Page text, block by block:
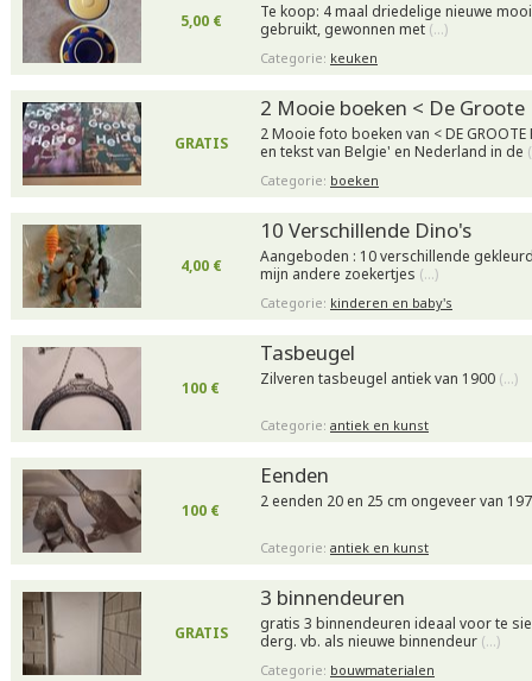
5,00 €
Te koop: 4 maal driedelige nieuwe
gebruikt, gewonnen met (…)
Categorie: keuken
GRATIS
2 Mooie boeken < De Groote
2 Mooie foto boeken van < DE
en tekst van Belgie' en Nederland in de
Categorie: boeken
4,00 €
10 Verschillende Dino's
Aangeboden : 10 verschillende
mijn andere zoekertjes (…)
Categorie: kinderen en baby's
100 €
Tasbeugel
Zilveren tasbeugel antiek van 1900 (…)
Categorie: antiek en kunst
100 €
Eenden
2 eenden 20 en 25 cm ongeveer van
Categorie: antiek en kunst
GRATIS
3 binnendeuren
gratis 3 binnendeuren ideaal voor te
derg. vb. als nieuwe binnendeur (…)
Categorie: bouwmaterialen